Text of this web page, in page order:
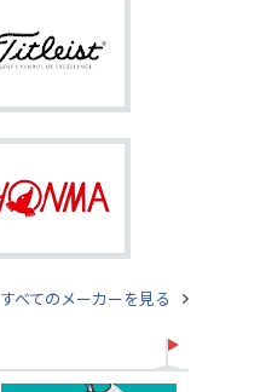
すべてのメーカーを見る